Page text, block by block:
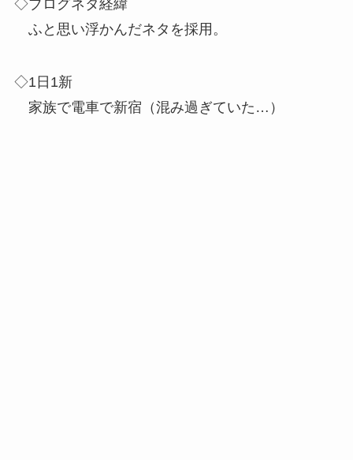
◇ブログネタ経緯
ふと思い浮かんだネタを採用。
◇1日1新
家族で電車で新宿（混み過ぎていた…）